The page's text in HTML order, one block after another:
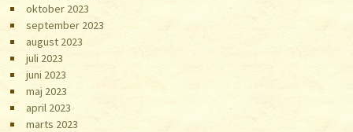
oktober 2023
september 2023
august 2023
juli 2023
juni 2023
maj 2023
april 2023
marts 2023